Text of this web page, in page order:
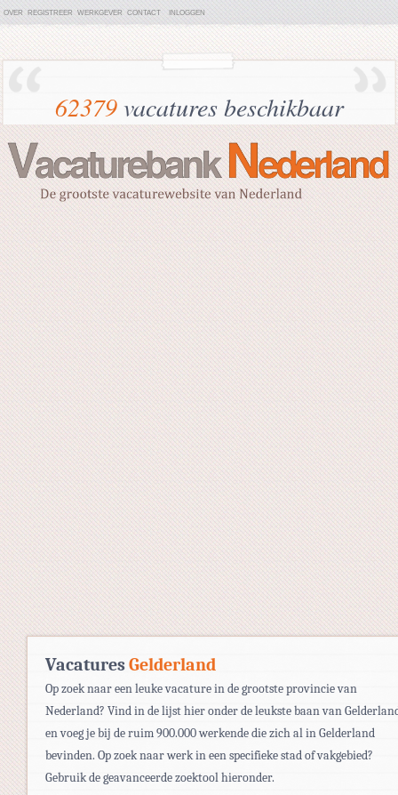
OVER REGISTREER WERKGEVER CONTACT INLOGGEN
62379vacatures beschikbaar
VacaturesGelderland
Op zoek naar een leuke vacature in de grootste provincie van
Nederland? Vind in de lijst hier onder de leukste baan van
en voeg je bij de ruim 900.000 werkende die zich al in Gelderland
bevinden. Op zoek naar werk in een specifieke stad of vakgebied?
Gebruik de geavanceerde zoektool hieronder.